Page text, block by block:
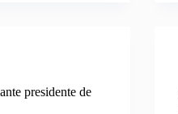
presidente de